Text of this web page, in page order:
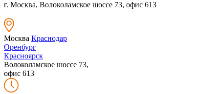
г. Москва, Волоколамское шоссе 73, офис 613
Москва Краснодар
Оренбург
Красноярск
Волоколамское шоссе 73,
офис 613